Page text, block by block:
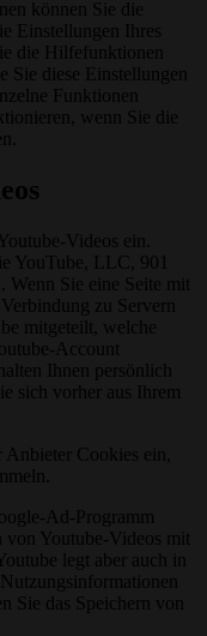
können Sie die
Einstellungen Ihres
die Hilfefunktionen
diese Einstellungen
Funktionen
wenn Sie die
Videos ein.
YouTube, LLC, 901
Sie eine Seite mit
zu Servern
mitgeteilt, welche
Account
Ihnen persönlich
sich vorher aus Ihrem
Cookies ein,
Ad-Programm
Youtube-Videos mit
legt aber auch in
Sie das Speichern von